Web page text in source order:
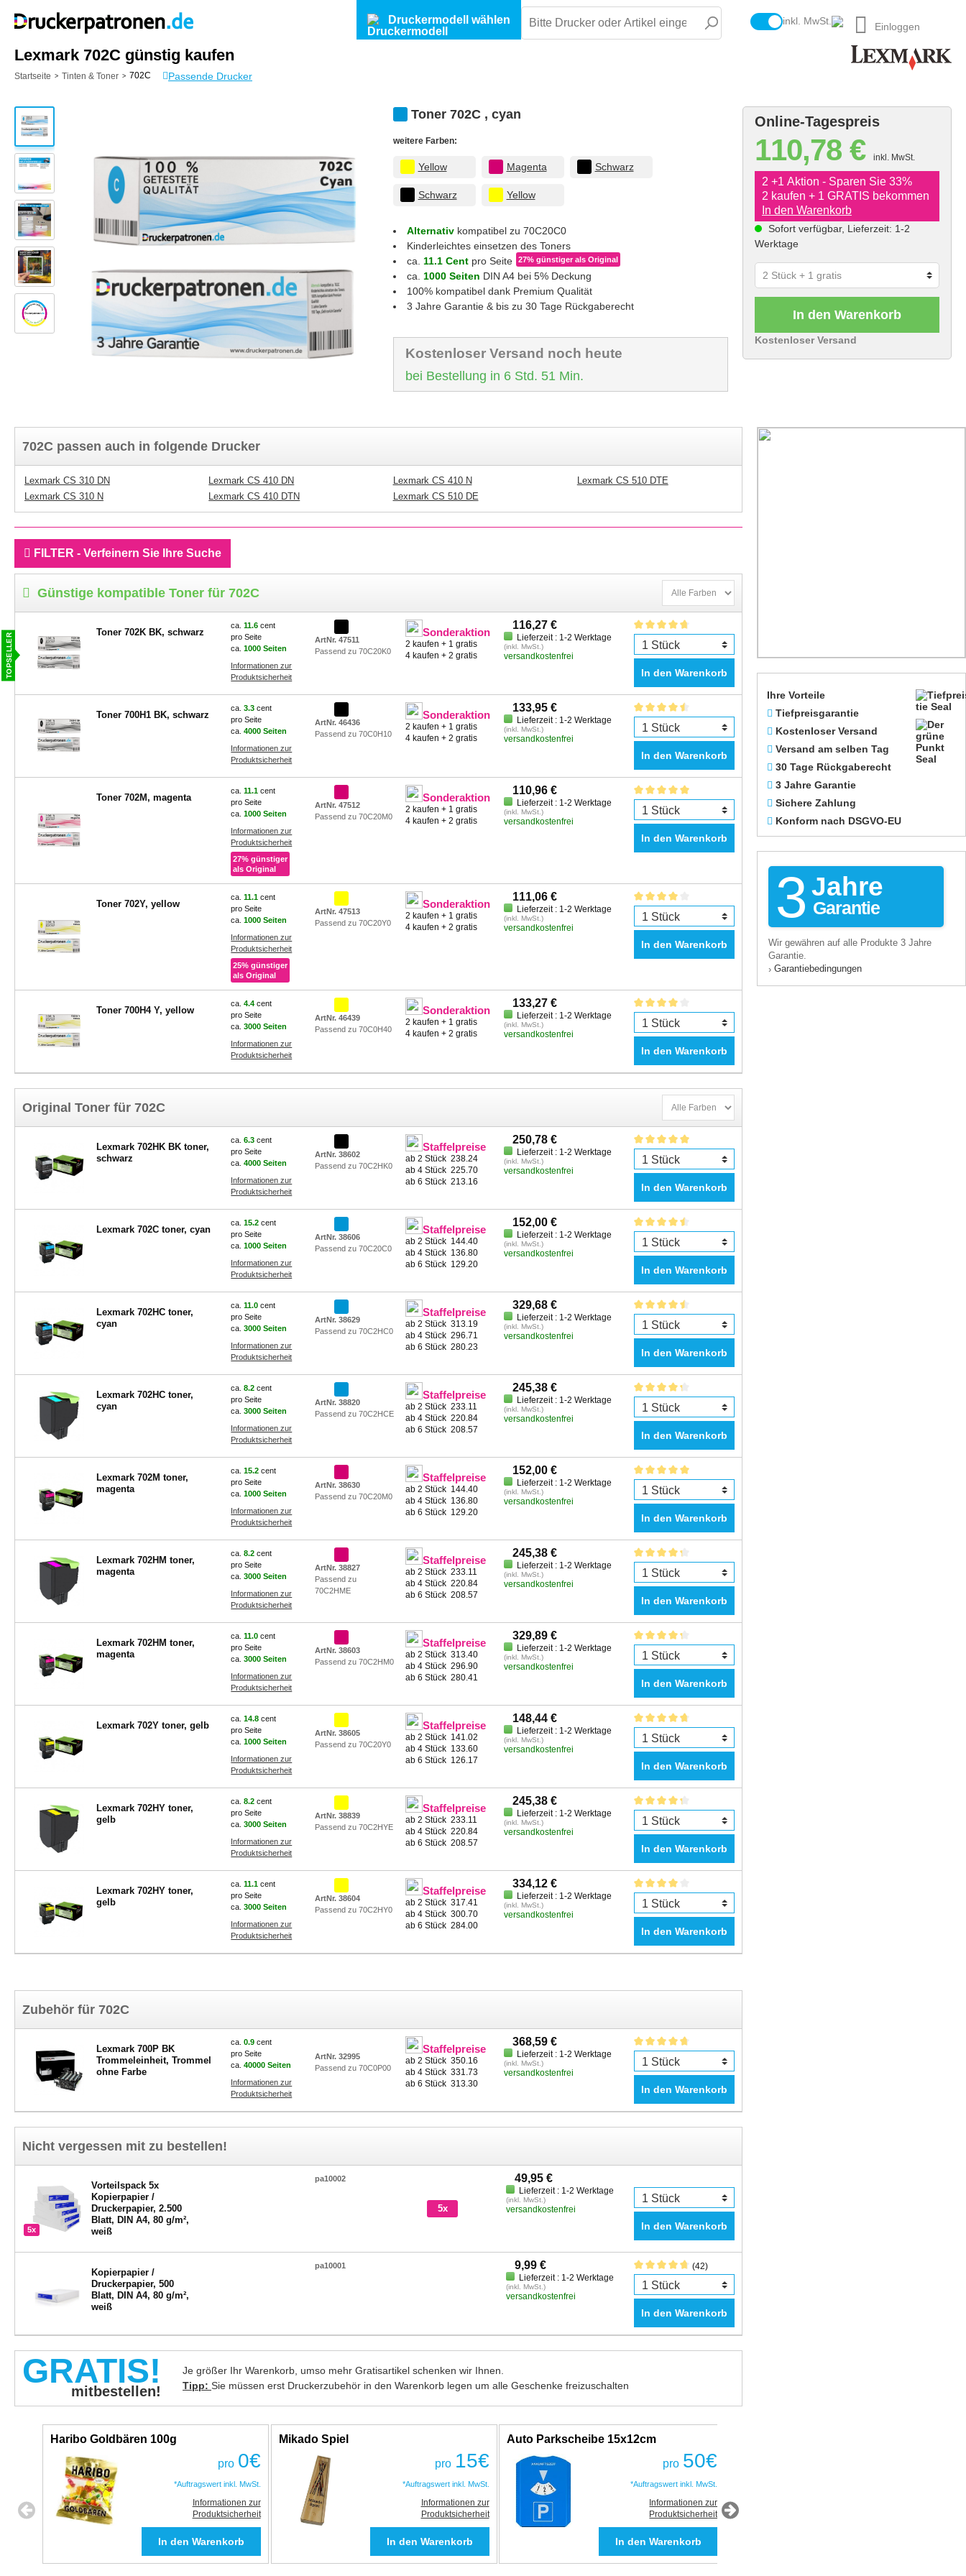
Druckermodell wählen inkl. MwSt. Einloggen
Lexmark 702C günstig kaufen
Startseite > Tinten & Toner > 702C Passende Drucker
Toner 702C , cyan
weitere Farben:
Yellow Magenta Schwarz
Schwarz Yellow
Alternativ kompatibel zu 70C20C0
Kinderleichtes einsetzen des Toners
ca. 11.1 Cent pro Seite 27% günstiger als Original
ca. 1000 Seiten DIN A4 bei 5% Deckung
100% kompatibel dank Premium Qualität
3 Jahre Garantie & bis zu 30 Tage Rückgaberecht
Kostenloser Versand noch heute
bei Bestellung in 6 Std. 51 Min.
Online-Tagespreis
110,78 € inkl. MwSt.
2 +1 Aktion - Sparen Sie 33%
2 kaufen + 1 GRATIS bekommen
In den Warenkorb
Sofort verfügbar, Lieferzeit: 1-2
Werktage
In den Warenkorb
Kostenloser Versand
702C passen auch in folgende Drucker
Lexmark CS 310 DN
Lexmark CS 310 N
Lexmark CS 410 DN
Lexmark CS 410 DTN
Lexmark CS 410 N
Lexmark CS 510 DE
Lexmark CS 510 DTE
FILTER - Verfeinern Sie Ihre Suche
Günstige kompatible Toner für 702C
Toner 702K BK, schwarz
ca.11.6cent
pro Seite
ca.1000 Seiten
Informationen zur
Produktsicherheit
ArtNr. 47511
Passend zu 70C20K0
Sonderaktion
2 kaufen + 1 gratis
4 kaufen + 2 gratis
116,27 €
Lieferzeit : 1-2 Werktage
(inkl. MwSt.)
versandkostenfrei
In den Warenkorb
Toner 700H1 BK, schwarz
ca.3.3cent
pro Seite
ca.4000 Seiten
Informationen zur
Produktsicherheit
ArtNr. 46436
Passend zu 70C0H10
Sonderaktion
2 kaufen + 1 gratis
4 kaufen + 2 gratis
133,95 €
Lieferzeit : 1-2 Werktage
(inkl. MwSt.)
versandkostenfrei
In den Warenkorb
Toner 702M, magenta
ca.11.1cent
pro Seite
ca.1000 Seiten
Informationen zur
Produktsicherheit
27% günstiger
als Original
ArtNr. 47512
Passend zu 70C20M0
Sonderaktion
2 kaufen + 1 gratis
4 kaufen + 2 gratis
110,96 €
Lieferzeit : 1-2 Werktage
(inkl. MwSt.)
versandkostenfrei
In den Warenkorb
Toner 702Y, yellow
ca.11.1cent
pro Seite
ca.1000 Seiten
Informationen zur
Produktsicherheit
25% günstiger
als Original
ArtNr. 47513
Passend zu 70C20Y0
Sonderaktion
2 kaufen + 1 gratis
4 kaufen + 2 gratis
111,06 €
Lieferzeit : 1-2 Werktage
(inkl. MwSt.)
versandkostenfrei
In den Warenkorb
Toner 700H4 Y, yellow
ca.4.4cent
pro Seite
ca.3000 Seiten
Informationen zur
Produktsicherheit
ArtNr. 46439
Passend zu 70C0H40
Sonderaktion
2 kaufen + 1 gratis
4 kaufen + 2 gratis
133,27 €
Lieferzeit : 1-2 Werktage
(inkl. MwSt.)
versandkostenfrei
In den Warenkorb
Original Toner für 702C
Lexmark 702HK BK toner,
schwarz
ca.6.3cent
pro Seite
ca.4000 Seiten
Informationen zur
Produktsicherheit
ArtNr. 38602
Passend zu 70C2HK0
Staffelpreise
ab 2 Stück238.24
ab 4 Stück225.70
ab 6 Stück213.16
250,78 €
Lieferzeit : 1-2 Werktage
(inkl. MwSt.)
versandkostenfrei
In den Warenkorb
Lexmark 702C toner, cyan
ca.15.2cent
pro Seite
ca.1000 Seiten
Informationen zur
Produktsicherheit
ArtNr. 38606
Passend zu 70C20C0
Staffelpreise
ab 2 Stück 144.40
ab 4 Stück 136.80
ab 6 Stück 129.20
152,00 €
Lieferzeit : 1-2 Werktage
(inkl. MwSt.)
versandkostenfrei
In den Warenkorb
Lexmark 702HC toner,
cyan
ca.11.0cent
pro Seite
ca.3000 Seiten
Informationen zur
Produktsicherheit
ArtNr. 38629
Passend zu 70C2HC0
Staffelpreise
ab 2 Stück313.19
ab 4 Stück296.71
ab 6 Stück280.23
329,68 €
Lieferzeit : 1-2 Werktage
(inkl. MwSt.)
versandkostenfrei
In den Warenkorb
Lexmark 702HC toner,
cyan
ca.8.2cent
pro Seite
ca.3000 Seiten
Informationen zur
Produktsicherheit
ArtNr. 38820
Passend zu 70C2HCE
Staffelpreise
ab 2 Stück233.11
ab 4 Stück220.84
ab 6 Stück208.57
245,38 €
Lieferzeit : 1-2 Werktage
(inkl. MwSt.)
versandkostenfrei
In den Warenkorb
Lexmark 702M toner,
magenta
ca.15.2cent
pro Seite
ca.1000 Seiten
Informationen zur
Produktsicherheit
ArtNr. 38630
Passend zu 70C20M0
Staffelpreise
ab 2 Stück 144.40
ab 4 Stück 136.80
ab 6 Stück 129.20
152,00 €
Lieferzeit : 1-2 Werktage
(inkl. MwSt.)
versandkostenfrei
In den Warenkorb
Lexmark 702HM toner,
magenta
ca.8.2cent
pro Seite
ca.3000 Seiten
Informationen zur
Produktsicherheit
ArtNr. 38827
Passend zu
70C2HME
Staffelpreise
ab 2 Stück233.11
ab 4 Stück220.84
ab 6 Stück208.57
245,38 €
Lieferzeit : 1-2 Werktage
(inkl. MwSt.)
versandkostenfrei
In den Warenkorb
Lexmark 702HM toner,
magenta
ca.11.0cent
pro Seite
ca.3000 Seiten
Informationen zur
Produktsicherheit
ArtNr. 38603
Passend zu 70C2HM0
Staffelpreise
ab 2 Stück313.40
ab 4 Stück296.90
ab 6 Stück280.41
329,89 €
Lieferzeit : 1-2 Werktage
(inkl. MwSt.)
versandkostenfrei
In den Warenkorb
Lexmark 702Y toner, gelb
ca.14.8cent
pro Seite
ca.1000 Seiten
Informationen zur
Produktsicherheit
ArtNr. 38605
Passend zu 70C20Y0
Staffelpreise
ab 2 Stück 141.02
ab 4 Stück 133.60
ab 6 Stück 126.17
148,44 €
Lieferzeit : 1-2 Werktage
(inkl. MwSt.)
versandkostenfrei
In den Warenkorb
Lexmark 702HY toner,
gelb
ca.8.2cent
pro Seite
ca.3000 Seiten
Informationen zur
Produktsicherheit
ArtNr. 38839
Passend zu 70C2HYE
Staffelpreise
ab 2 Stück233.11
ab 4 Stück220.84
ab 6 Stück208.57
245,38 €
Lieferzeit : 1-2 Werktage
(inkl. MwSt.)
versandkostenfrei
In den Warenkorb
Lexmark 702HY toner,
gelb
ca.11.1cent
pro Seite
ca.3000 Seiten
Informationen zur
Produktsicherheit
ArtNr. 38604
Passend zu 70C2HY0
Staffelpreise
ab 2 Stück317.41
ab 4 Stück300.70
ab 6 Stück284.00
334,12 €
Lieferzeit : 1-2 Werktage
(inkl. MwSt.)
versandkostenfrei
In den Warenkorb
Zubehör für 702C
Lexmark 700P BK
Trommeleinheit, Trommel
ohne Farbe
ca.0.9cent
pro Seite
ca.40000 Seiten
Informationen zur
Produktsicherheit
ArtNr. 32995
Passend zu 70C0P00
Staffelpreise
ab 2 Stück350.16
ab 4 Stück331.73
ab 6 Stück313.30
368,59 €
Lieferzeit : 1-2 Werktage
(inkl. MwSt.)
versandkostenfrei
In den Warenkorb
Nicht vergessen mit zu bestellen!
5x
Vorteilspack 5x
Kopierpapier /
Druckerpapier, 2.500
Blatt, DIN A4, 80 g/m²,
weiß
pa10002
5x
49,95 €
Lieferzeit : 1-2 Werktage
(inkl. MwSt.)
versandkostenfrei
In den Warenkorb
Kopierpapier /
Druckerpapier, 500
Blatt, DIN A4, 80 g/m²,
weiß
pa10001 9,99 €
Lieferzeit : 1-2 Werktage
(inkl. MwSt.)
versandkostenfrei
(42)
In den Warenkorb
GRATIS!
mitbestellen!
Je größer Ihr Warenkorb, umso mehr Gratisartikel schenken wir Ihnen.
Tipp: Sie müssen erst Druckerzubehör in den Warenkorb legen um alle Geschenke freizuschalten
Haribo Goldbären 100g
pro 0€
*Auftragswert inkl. MwSt.
Informationen zur
Produktsicherheit
Mikado Spiel
pro 15€
*Auftragswert inkl. MwSt.
Informationen zur
Produktsicherheit
Auto Parkscheibe 15x12cm
pro 50€
*Auftragswert inkl. MwSt.
Informationen zur
Produktsicherheit
Ihre Vorteile
Tiefpreisgarantie
Kostenloser Versand
Versand am selben Tag
30 Tage Rückgaberecht
3 Jahre Garantie
Sichere Zahlung
Konform nach DSGVO-EU
3 Jahre
Garantie
Wir gewähren auf alle Produkte 3 Jahre
Garantie.
› Garantiebedingungen